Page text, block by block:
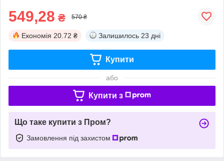
549,28 ₴ 570 ₴
Економія 20.72 ₴ Залишилось 23 дні
Купити
або
Купити з
Що таке купити з Пром?
Замовлення під захистом